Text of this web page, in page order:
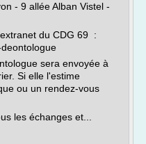
- 9 allée Alban Vistel -
du CDG 69 :
sera envoyée à
Si elle l'estime
ou un rendez-vous
les échanges et...